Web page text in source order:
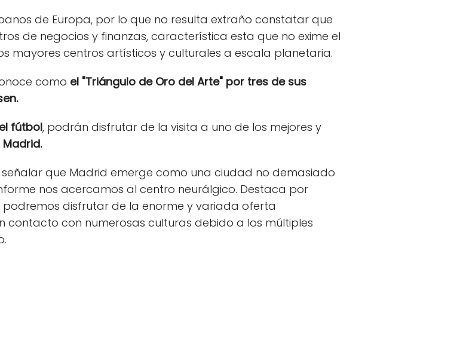
de Europa, por lo que no resulta extraño constatar que
de negocios y finanzas, característica esta que no exime el
mayores centros artísticos y culturales a escala planetaria.
como el "Triángulo de Oro del Arte" por tres de sus
fútbol, podrán disfrutar de la visita a uno de los mejores y
Madrid.
que Madrid emerge como una ciudad no demasiado
nos acercamos al centro neurálgico. Destaca por
podremos disfrutar de la enorme y variada oferta
con numerosas culturas debido a los múltiples